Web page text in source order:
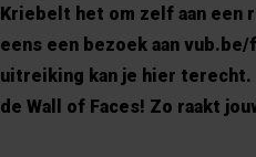
Kriebelt het om zelf aan
eens een bezoek aan
uitreiking kan je hier terecht.
de Wall of Faces! Zo raakt